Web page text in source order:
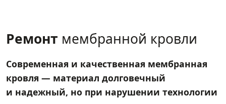
Ремонт мембранной кровли
Современная и качественная мембранная
кровля — материал долговечный
и надежный, но при нарушении технологии